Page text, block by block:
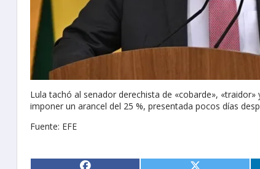
Lula tachó al senador derechista de «cobarde»,
imponer un arancel del 25 %, presentada pocos días
Fuente: EFE